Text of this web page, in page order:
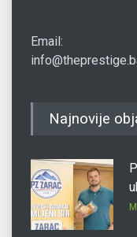
Email:
Najnovije